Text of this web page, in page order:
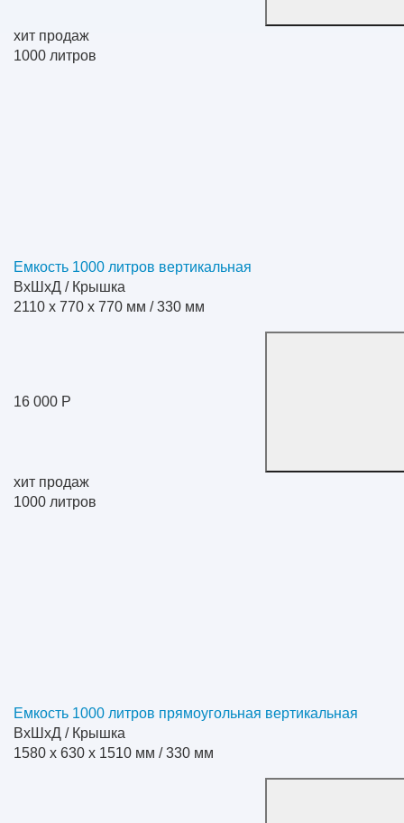
хит продаж
1000 литров
Емкость 1000 литров вертикальная
ВхШхД / Крышка
2110 x 770 x 770 мм / 330 мм
16 000 Р
хит продаж
1000 литров
Емкость 1000 литров прямоугольная вертикальная
ВхШхД / Крышка
1580 x 630 x 1510 мм / 330 мм